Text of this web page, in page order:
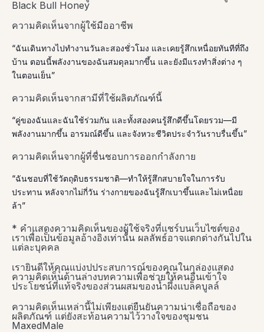
Black Bull Honey
ความคิดเห็นจากผู้ใช้มืออาชีพ
“ฉันเดินทางไปทำงานวันละสองชั่วโมง และเคยรู้สึกเหนื่อยทันทีที่ถึง
บ้าน ตอนนี้พลังงานของฉันสมดุลมากขึ้น และยังมีแรงทำสิ่งต่าง ๆ
ในตอนเย็น”
ความคิดเห็นจากสามีที่ใช้ผลิตภัณฑ์นี้
“คู่ของฉันและฉันใช้ร่วมกัน และทั้งสองคนรู้สึกดีขึ้นโดยรวม—มี
พลังงานมากขึ้น อารมณ์ดีขึ้น และจังหวะชีวิตประจำวันราบรื่นขึ้น”
ความคิดเห็นจากผู้ที่ชื่นชอบการออกกำลังกาย
“ฉันชอบที่ใช้วัตถุดิบธรรมชาติ—ทำให้รู้สึกสบายใจในการรับ
ประทาน หลังจากไม่กี่วัน ร่างกายของฉันรู้สึกเบาขึ้นและไม่เหนื่อย
ล้า”
* คำแสดงความคิดเห็นของผู้ใช้จริงที่แชร์บนเว็บไซต์ของ
เราเพื่อเป็นข้อมูลอ้างอิงเท่านั้น ผลลัพธ์อาจแตกต่างกันไปใน
แต่ละบุคคล
เรายินดีให้คุณแบ่งปประสบการณ์ของคุณในกล่องแสดง
ความคิดเห็นด้านล่างบทความเพื่อช่วยให้คนอื่นเข้าใจ
ประโยชน์ที่แท้จริงของส่วนผสมของน้ำผึ้งแบล็คบูลล์
ความคิดเห็นเหล่านี้ไม่เพียงแต่ยืนยันความน่าเชื่อถือของ
ผลิตภัณฑ์ แต่ยังสะท้อนความไว้วางใจของชุมชน
MaxedMale